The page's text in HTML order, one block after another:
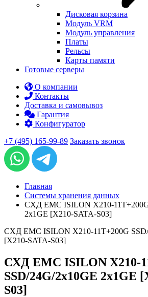
Дисковая корзина
Модуль VRM
Модуль управления
Платы
Рельсы
Карты памяти
Готовые серверы
О компании
Контакты
Доставка и самовывоз
Гарантия
Конфигуратор
+7 (495) 165-99-89 Заказать звонок
Главная
Системы хранения данных
СХД EMC ISILON X210-
2x1GE [X210-SATA-S03]
СХД EMC ISILON X210-11T+200G
[X210-SATA-S03]
СХД EMC ISILON X210-
SSD/24G/2x10GE 2x1GE
S03]